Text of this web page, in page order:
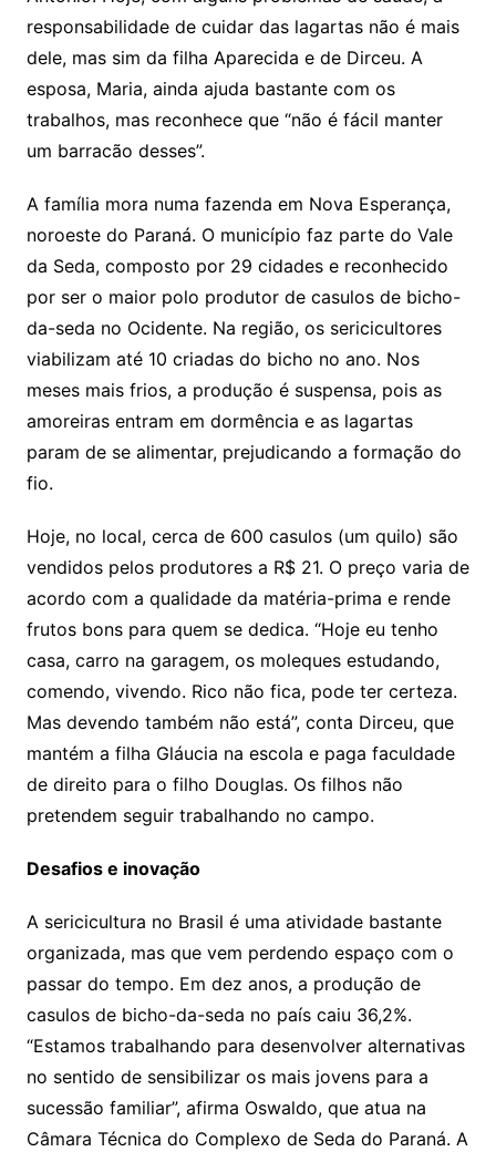
responsabilidade de cuidar das lagartas não é mais
dele, mas sim da filha Aparecida e de Dirceu. A
esposa, Maria, ainda ajuda bastante com os
trabalhos, mas reconhece que “não é fácil manter
um barracão desses”.
A família mora numa fazenda em Nova Esperança,
noroeste do Paraná. O município faz parte do Vale
da Seda, composto por 29 cidades e reconhecido
por ser o maior polo produtor de casulos de bicho-
da-seda no Ocidente. Na região, os sericicultores
viabilizam até 10 criadas do bicho no ano. Nos
meses mais frios, a produção é suspensa, pois as
amoreiras entram em dormência e as lagartas
param de se alimentar, prejudicando a formação do
fio.
Hoje, no local, cerca de 600 casulos (um quilo) são
vendidos pelos produtores a R$ 21. O preço varia de
acordo com a qualidade da matéria-prima e rende
frutos bons para quem se dedica. “Hoje eu tenho
casa, carro na garagem, os moleques estudando,
comendo, vivendo. Rico não fica, pode ter certeza.
Mas devendo também não está”, conta Dirceu, que
mantém a filha Gláucia na escola e paga faculdade
de direito para o filho Douglas. Os filhos não
pretendem seguir trabalhando no campo.
Desafios e inovação
A sericicultura no Brasil é uma atividade bastante
organizada, mas que vem perdendo espaço com o
passar do tempo. Em dez anos, a produção de
casulos de bicho-da-seda no país caiu 36,2%.
“Estamos trabalhando para desenvolver alternativas
no sentido de sensibilizar os mais jovens para a
sucessão familiar”, afirma Oswaldo, que atua na
Câmara Técnica do Complexo de Seda do Paraná. A